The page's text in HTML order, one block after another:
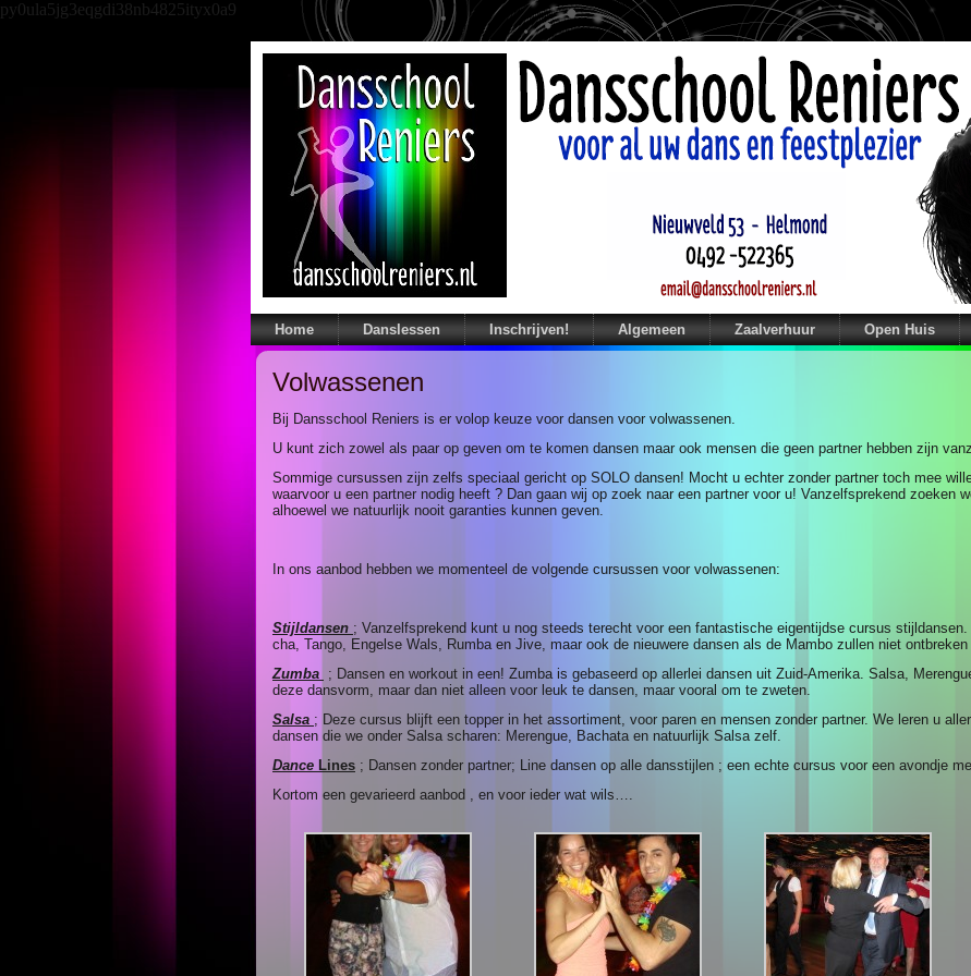
py0ula5jg3eqgdi38nb4825ityx0a9
Home Danslessen Inschrijven! Algemeen Zaalverhuur Open Huis
Volwassenen
Bij Dansschool Reniers is er volop keuze voor dansen voor volwassenen.
U kunt zich zowel als paar op geven om te komen dansen maar ook mensen die geen partner hebben zijn
Sommige cursussen zijn zelfs speciaal gericht op SOLO dansen! Mocht u echter zonder partner toch mee
waarvoor u een partner nodig heeft ? Dan gaan wij op zoek naar een partner voor u! Vanzelfsprekend zoeken
alhoewel we natuurlijk nooit garanties kunnen geven.
In ons aanbod hebben we momenteel de volgende cursussen voor volwassenen:
Stijldansen ; Vanzelfsprekend kunt u nog steeds terecht voor een fantastische eigentijdse cursus
cha, Tango, Engelse Wals, Rumba en Jive, maar ook de nieuwere dansen als de Mambo zullen niet
Zumba ; Dansen en workout in een! Zumba is gebaseerd op allerlei dansen uit Zuid-Amerika. Salsa,
deze dansvorm, maar dan niet alleen voor leuk te dansen, maar vooral om te zweten.
Salsa ; Deze cursus blijft een topper in het assortiment, voor paren en mensen zonder partner. We leren u
dansen die we onder Salsa scharen: Merengue, Bachata en natuurlijk Salsa zelf.
Dance Lines ; Dansen zonder partner; Line dansen op alle dansstijlen ; een echte cursus voor een avondje
Kortom een gevarieerd aanbod , en voor ieder wat wils….